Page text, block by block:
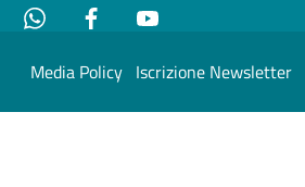
Whatsapp Facebook
Media Policy Iscrizione Newsletter